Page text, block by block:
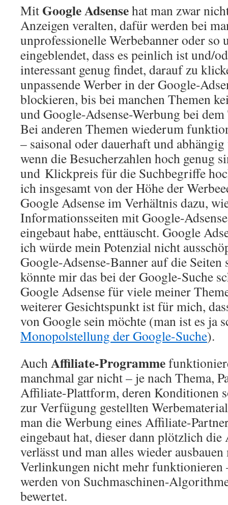
Mit Google Adsensehat man zwar
Anzeigen veralten, dafür werden bei
unprofessionelle Werbebanner oder so
eingeblendet, dass es peinlich ist und/
interessant genug findet, darauf zu
unpassende Werber in der Google-
blockieren, bis bei manchen Themen
und Google-Adsense-Werbung bei
Bei anderen Themen wiederum
– saisonal oder dauerhaft und
wenn die Besucherzahlen hoch genug
und Klickpreis für die Suchbegriffe
ich insgesamt von der Höhe der
Google Adsense im Verhältnis dazu,
Informationsseiten mit Google-
eingebaut habe, enttäuscht. Google
ich würde mein Potenzial nicht
Google-Adsense-Banner auf die Seiten
könnte mir das bei der Google-Suche
Google Adsense für viele meiner
weiterer Gesichtspunkt ist für mich,
von Google sein möchte (man ist es ja
Monopolstellung der Google-Suche).
AuchAffiliate-Programme
manchmal gar nicht – je nach Thema,
Affiliate-Plattform, deren Konditionen
zur Verfügung gestellten
man die Werbung eines Affiliate-
eingebaut hat, dieser dann plötzlich
verlässt und man alles wieder
Verlinkungen nicht mehr funktionieren
werden von Suchmaschinen-
bewertet.